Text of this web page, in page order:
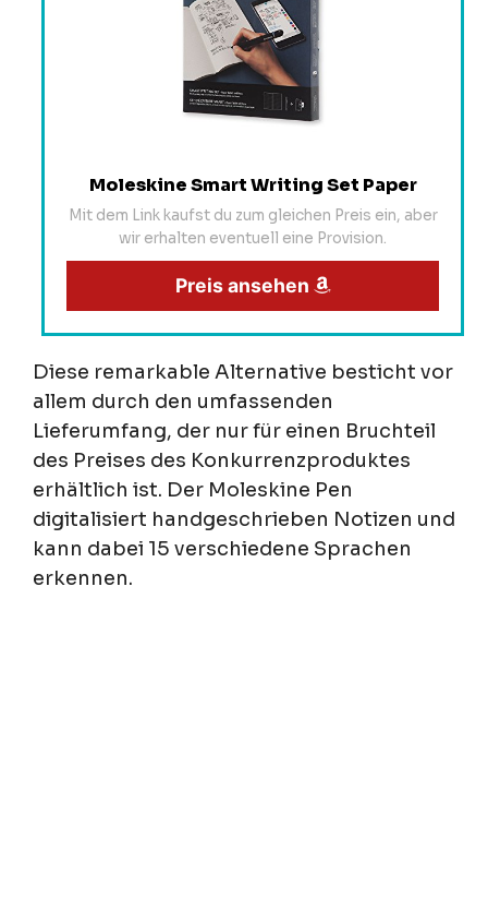
Moleskine Smart Writing Set Paper
Mit dem Link kaufst du zum gleichen Preis ein, aber
wir erhalten eventuell eine Provision.
Preis ansehen
Diese remarkable Alternative besticht vor
allem durch den umfassenden
Lieferumfang, der nur für einen Bruchteil
des Preises des Konkurrenzproduktes
erhältlich ist. Der Moleskine Pen
digitalisiert handgeschrieben Notizen und
kann dabei 15 verschiedene Sprachen
erkennen.